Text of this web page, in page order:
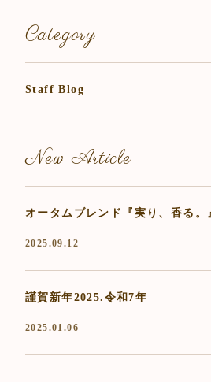
Category
Staff Blog
New Article
オータムブレンド『実り、香る。
2025.09.12
謹賀新年2025.令和7年
2025.01.06